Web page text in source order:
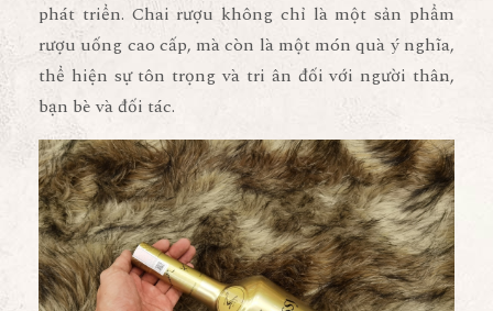
phát triển. Chai rượu không chỉ là một sản phẩm
rượu uống cao cấp, mà còn là một món quà ý nghĩa,
thể hiện sự tôn trọng và tri ân đối với người thân,
bạn bè và đối tác.